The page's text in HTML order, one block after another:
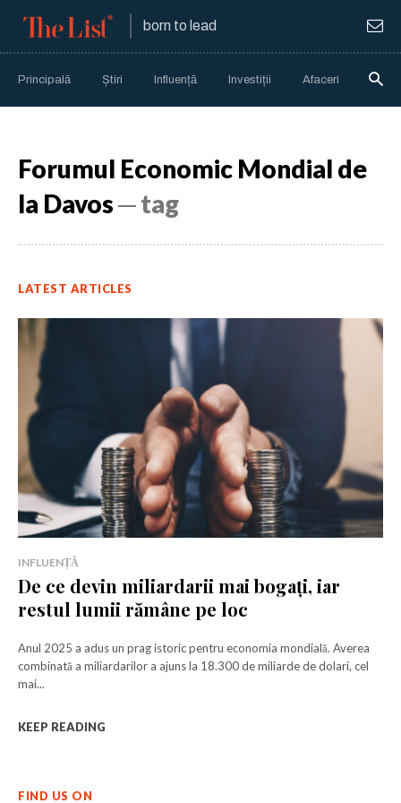
born to lead
Principală Știri Influență Investiții Afaceri
Forumul Economic Mondial de
la Davos─ tag
LATEST ARTICLES
INFLUENȚĂ
De ce devin miliardarii mai bogați, iar
restul lumii rămâne pe loc
Anul 2025 a adus un prag istoric pentru economia mondială. Averea
combinată a miliardarilor a ajuns la 18.300 de miliarde de dolari, cel
mai...
KEEP READING
FIND US ON